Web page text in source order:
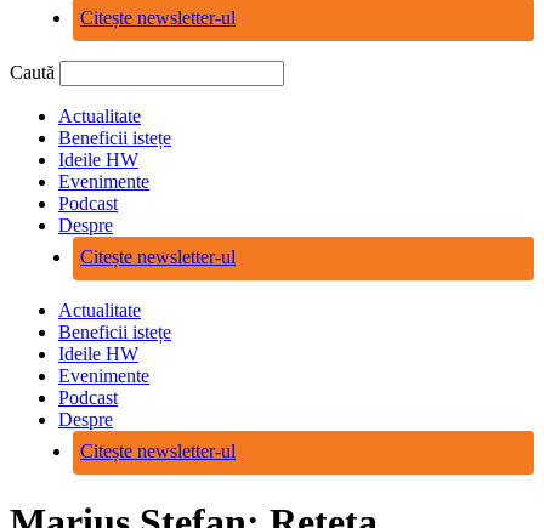
Citește newsletter-ul
Caută
Actualitate
Beneficii istețe
Ideile HW
Evenimente
Podcast
Despre
Citește newsletter-ul
Actualitate
Beneficii istețe
Ideile HW
Evenimente
Podcast
Despre
Citește newsletter-ul